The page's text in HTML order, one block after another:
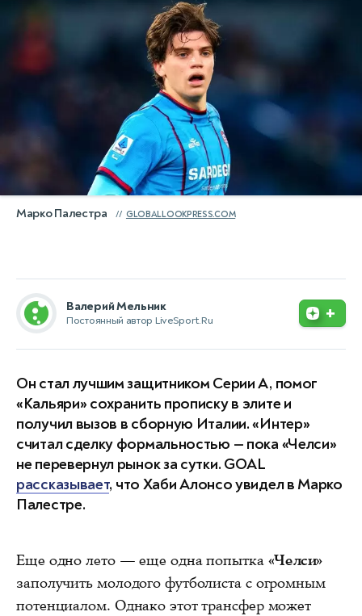
Марко Палестра GLOBALLOOKPRESS.COM
Валерий Мельник
Постоянный автор LiveSport.Ru +
Он стал лучшим защитником Серии А, помог
«Кальяри» сохранить прописку в элите и
получил вызов в сборную Италии. «Интер»
считал сделку формальностью — пока «Челси»
не перевернул рынок за сутки. GOAL
рассказывает, что Хаби Алонсо увидел в Марко
Палестре.
Еще одно лето — еще одна попытка «Челси»
заполучить молодого футболиста с огромным
потенциалом. Однако этот трансфер может